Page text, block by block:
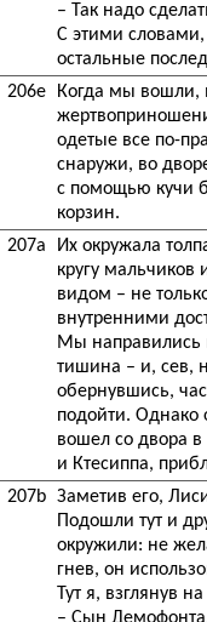
206e
207a
207b
– Так надо
С этими словами,
остальные
Когда мы вошли,
одетые все по-
снаружи, во
с помощью кучи
корзин.
Их окружала
кругу
видом – не
внутренними
Мы направились
тишина – и, сев,
обернувшись,
подойти. Однако
вошел со двора
и Ктесиппа,
Заметив его,
Подошли тут и
окружили: не
гнев, он
Тут я, взглянув